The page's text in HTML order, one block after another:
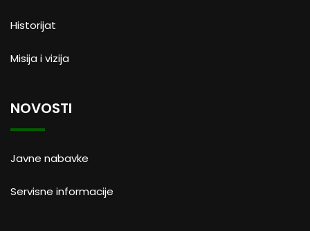
Historijat
Misija i vizija
NOVOSTI
Javne nabavke
Servisne informacije